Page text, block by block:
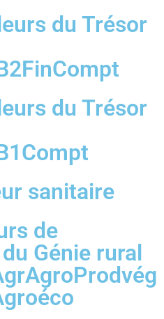
du Trésor
du Trésor
sanitaire
de
Génie rural